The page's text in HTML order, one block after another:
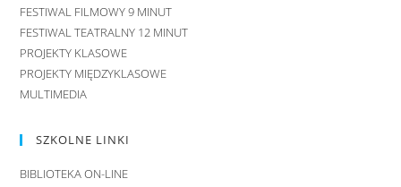
FESTIWAL FILMOWY 9 MINUT
FESTIWAL TEATRALNY 12 MINUT
PROJEKTY KLASOWE
PROJEKTY MIĘDZYKLASOWE
MULTIMEDIA
SZKOLNE LINKI
BIBLIOTEKA ON-LINE